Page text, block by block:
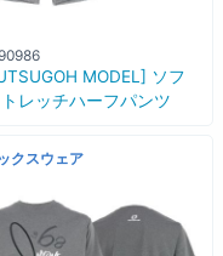
MODEL] ソフ
トレッチハーフパンツ
クスウェア